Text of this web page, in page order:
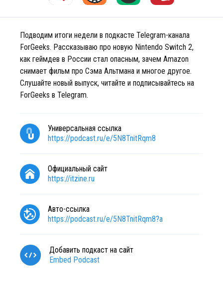
Подводим итоги недели в подкасте Telegram-канала
ForGeeks. Рассказываю про новую Nintendo Switch 2,
как геймдев в России стал опасным, зачем Amazon
снимает фильм про Сэма Альтмана и многое другое.
Слушайте новый выпуск, читайте и подписывайтесь на
ForGeeks в Telegram.
Универсальная ссылка
https://podcast.ru/e/5N8TnitRqm8
Официальный сайт
https://itzine.ru
Авто-ссылка
https://podcast.ru/e/5N8TnitRqm8?a
Добавить подкаст на сайт
Embed Podcast